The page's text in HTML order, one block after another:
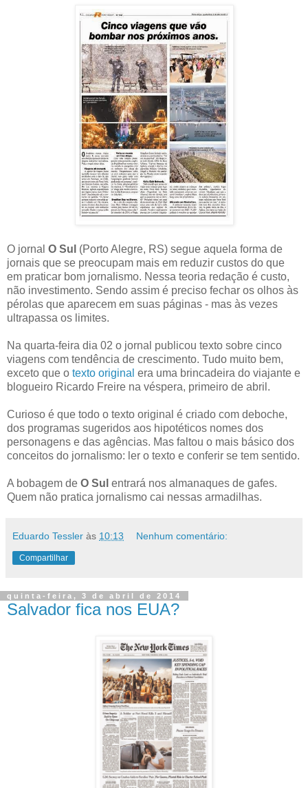
O jornal O Sul (Porto Alegre, RS) segue aquela forma de
jornais que se preocupam mais em reduzir custos do que
em praticar bom jornalismo. Nessa teoria redação é custo,
não investimento. Sendo assim é preciso fechar os olhos às
pérolas que aparecem em suas páginas - mas às vezes
ultrapassa os limites.
Na quarta-feira dia 02 o jornal publicou texto sobre cinco
viagens com tendência de crescimento. Tudo muito bem,
exceto que o texto original era uma brincadeira do viajante e
blogueiro Ricardo Freire na véspera, primeiro de abril.
Curioso é que todo o texto original é criado com deboche,
dos programas sugeridos aos hipotéticos nomes dos
personagens e das agências. Mas faltou o mais básico dos
conceitos do jornalismo: ler o texto e conferir se tem sentido.
A bobagem de O Sul entrará nos almanaques de gafes.
Quem não pratica jornalismo cai nessas armadilhas.
Eduardo Tessler às 10:13 Nenhum comentário:
Compartilhar
quinta-feira, 3 de abril de 2014
Salvador fica nos EUA?